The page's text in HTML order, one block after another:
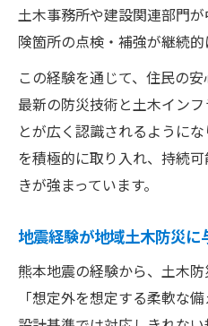
土木事務所や建設関連部門
険箇所の点検・補強が継続的
この経験を通じて、住民の
最新の防災技術と土木イン
とが広く認識されるように
を積極的に取り入れ、持続
きが強まっています。
地震経験が地域土木防災に
熊本地震の経験から、土木
「想定外を想定する柔軟な